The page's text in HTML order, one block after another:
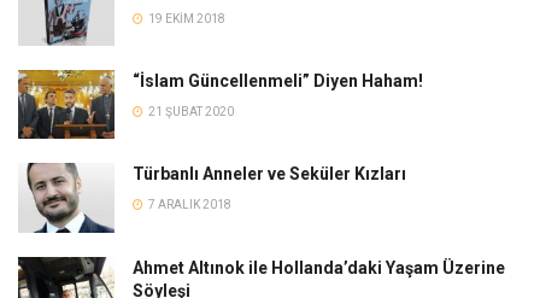
19 EKIM 2018
“İslam Güncellenmeli” Diyen Haham!
21 ŞUBAT 2020
Türbanlı Anneler ve Seküler Kızları
7 ARALIK 2018
Ahmet Altınok ile Hollanda’daki Yaşam Üzerine
Söyleşi